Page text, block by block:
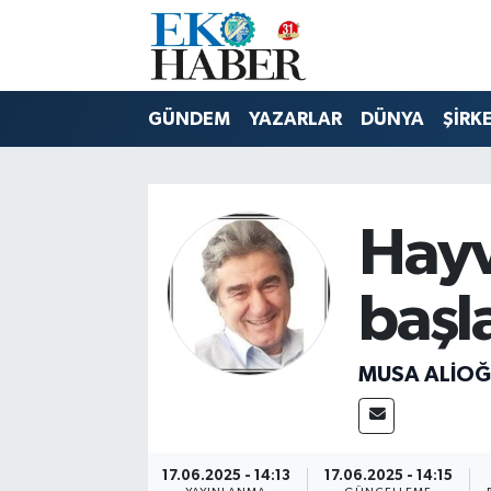
GÜNDEM YAZARLAR DÜNYA
MUSA
17.06.2025 - 14:13 17.06.2025 - 14:15
Hava Durumu
Tüm Manşetler
Son Dakika Haberleri